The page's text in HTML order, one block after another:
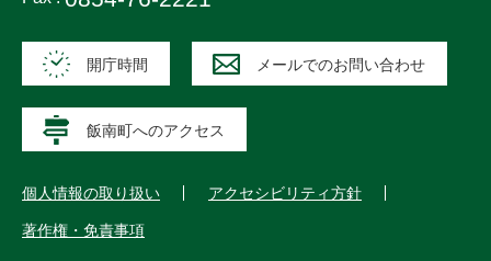
開庁時間 メールでのお問い合わせ
飯南町へのアクセス
個人情報の取り扱い アクセシビリティ方針
著作権・免責事項